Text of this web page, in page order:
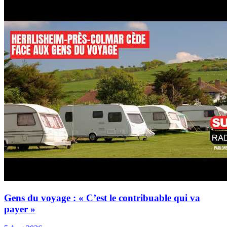
Gens du voyage : « C’est le contribuable qui va
payer »